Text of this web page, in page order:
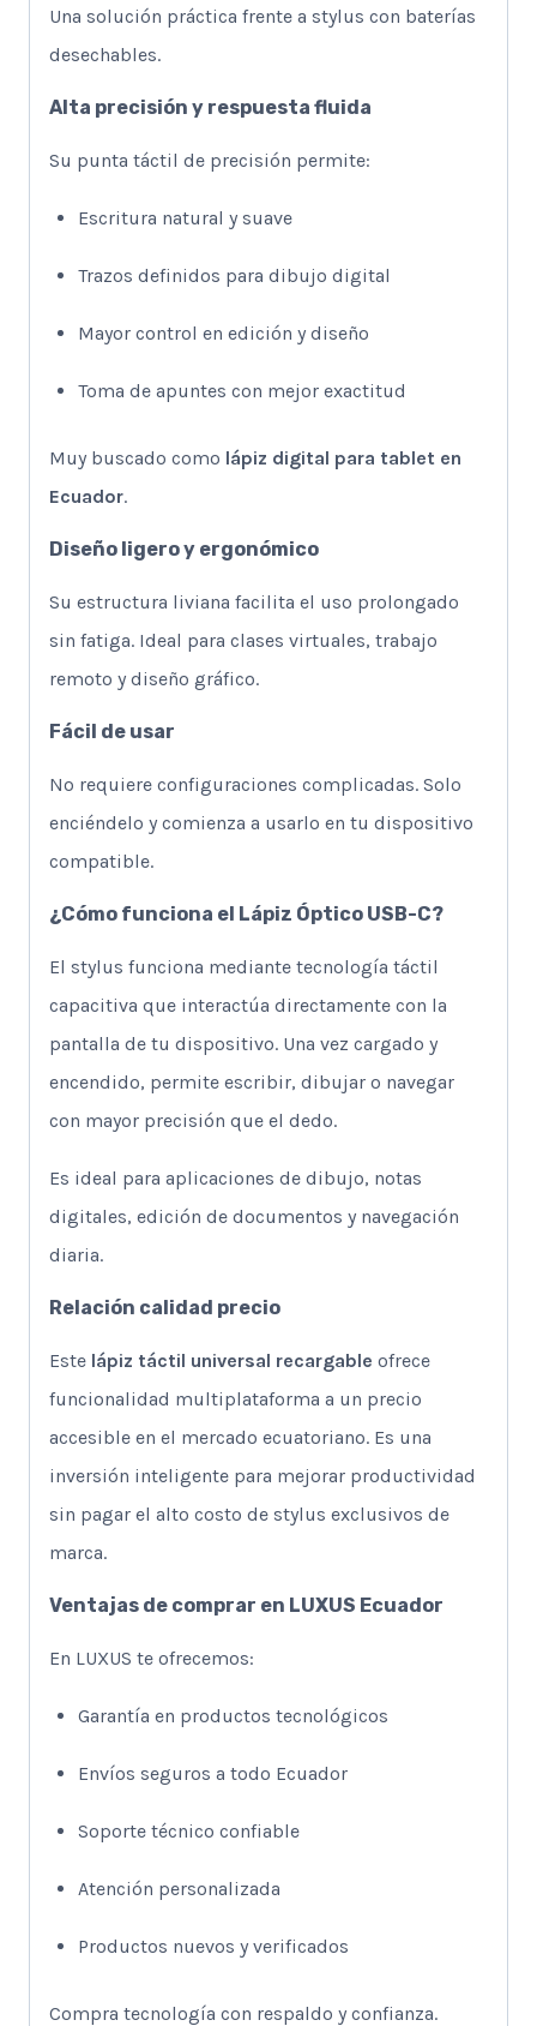
Una solución práctica frente a stylus con baterías
desechables.
Alta precisión y respuesta fluida
Su punta táctil de precisión permite:
Escritura natural y suave
Trazos definidos para dibujo digital
Mayor control en edición y diseño
Toma de apuntes con mejor exactitud
Muy buscado como lápiz digital para tablet en
Ecuador.
Diseño ligero y ergonómico
Su estructura liviana facilita el uso prolongado
sin fatiga. Ideal para clases virtuales, trabajo
remoto y diseño gráfico.
Fácil de usar
No requiere configuraciones complicadas. Solo
enciéndelo y comienza a usarlo en tu dispositivo
compatible.
¿Cómo funciona el Lápiz Óptico USB-C?
El stylus funciona mediante tecnología táctil
capacitiva que interactúa directamente con la
pantalla de tu dispositivo. Una vez cargado y
encendido, permite escribir, dibujar o navegar
con mayor precisión que el dedo.
Es ideal para aplicaciones de dibujo, notas
digitales, edición de documentos y navegación
diaria.
Relación calidad precio
Este lápiz táctil universal recargable ofrece
funcionalidad multiplataforma a un precio
accesible en el mercado ecuatoriano. Es una
inversión inteligente para mejorar productividad
sin pagar el alto costo de stylus exclusivos de
marca.
Ventajas de comprar en LUXUS Ecuador
En LUXUS te ofrecemos:
Garantía en productos tecnológicos
Envíos seguros a todo Ecuador
Soporte técnico confiable
Atención personalizada
Productos nuevos y verificados
Compra tecnología con respaldo y confianza.